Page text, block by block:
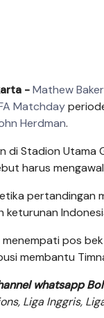
-Mathew Baker
Matchday
Herdman.
di Stadion Utama
harus
pertandingan
keturunan
pos
membantu
whatsapp
Liga Inggris,